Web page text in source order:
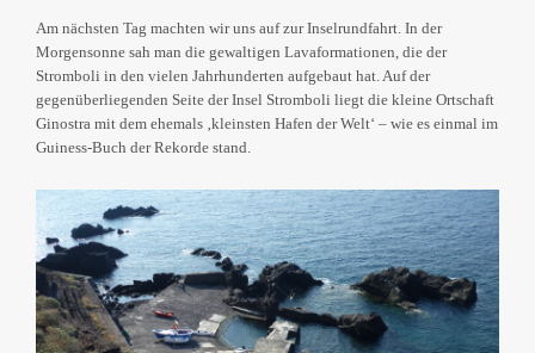
Am nächsten Tag machten wir uns auf zur Inselrundfahrt. In der
Morgensonne sah man die gewaltigen Lavaformationen, die der
Stromboli in den vielen Jahrhunderten aufgebaut hat. Auf der
gegenüberliegenden Seite der Insel Stromboli liegt die kleine Ortschaft
Ginostra mit dem ehemals ‚kleinsten Hafen der Welt‘ – wie es einmal im
Guiness-Buch der Rekorde stand.